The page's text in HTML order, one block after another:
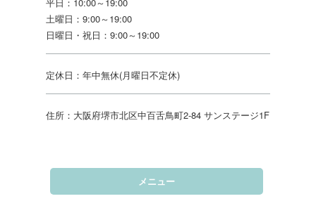
土曜日：9:00～19:00
日曜日・祝日：9:00～19:00
定休日：年中無休(月曜日不定休)
住所：大阪府堺市北区中百舌鳥町2-84 サンステージ1F
メニュー